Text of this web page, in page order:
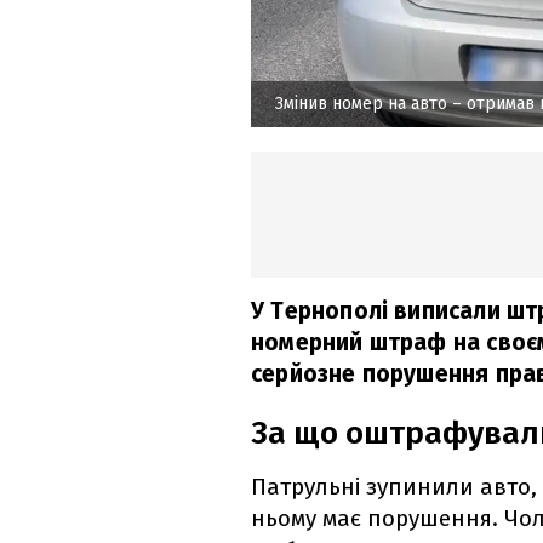
Змінив номер на авто –
У Тернополі виписали
номерний штраф на
серйозне порушення
За що
Патрульні зупинили
ньому має порушення.